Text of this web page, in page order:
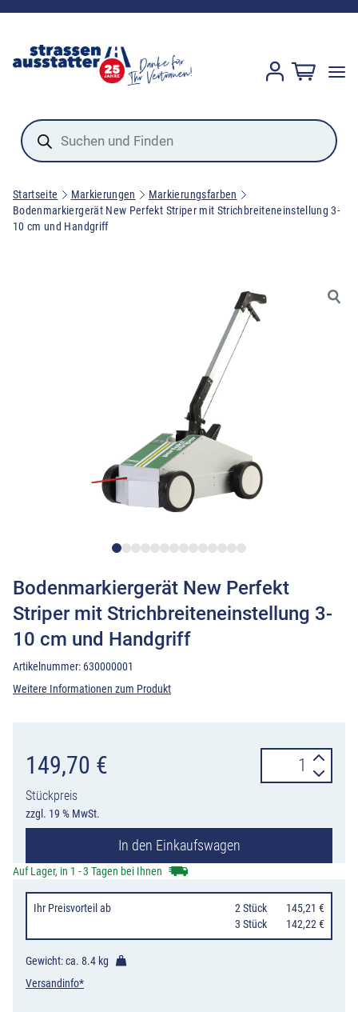
Products
search
Startseite Markierungen
Markierungsfarben
Bodenmarkiergerät New Perfekt Striper mit Strichbreiteneinstellung 3-
10 cm und Handgriff
Bodenmarkiergerät New Perfekt
Striper mit Strichbreiteneinstellung 3-
10 cm und Handgriff
Artikelnummer: 630000001
Weitere Informationen zum Produkt
149,70 €
Stückpreis
zzgl. 19 % MwSt.
New
Striper
3-
10
cm
In den Einkaufswagen
Auf Lager, in 1 - 3 Tagen bei Ihnen
Ihr Preisvorteil ab 2 Stück
145,21 €
3 Stück 142,22 €
Gewicht: ca. 8.4 kg
Versandinfo*